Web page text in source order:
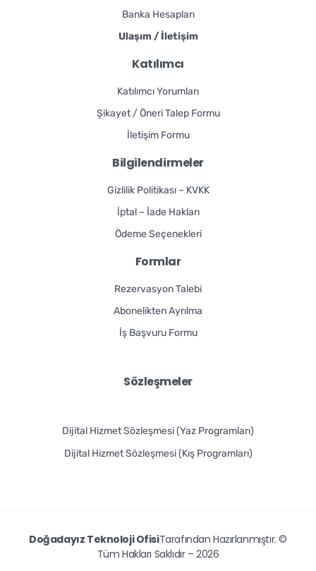
Banka Hesapları
Ulaşım / İletişim
Katılımcı
Katılımcı Yorumları
Şikayet / Öneri Talep Formu
İletişim Formu
Bilgilendirmeler
Gizlilik Politikası – KVKK
İptal – İade Hakları
Ödeme Seçenekleri
Formlar
Rezervasyon Talebi
Abonelikten Ayrılma
İş Başvuru Formu
Sözleşmeler
Dijital Hizmet Sözleşmesi (Yaz Programları)
Dijital Hizmet Sözleşmesi (Kış Programları)
Doğadayız Teknoloji OfisiTarafından Hazırlanmıştır. ©
Tüm Hakları Saklıdır – 2026